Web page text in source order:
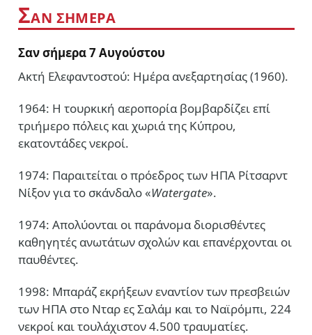
ΣΑΝ ΣΗΜΕΡΑ
Σαν σήμερα 7 Αυγούστου
Ακτή Ελεφαντοστού: Ημέρα ανεξαρτησίας (1960).
1964: Η τουρκική αεροπορία βομβαρδίζει επί
τριήμερο πόλεις και χωριά της Κύπρου,
εκατοντάδες νεκροί.
1974: Παραιτείται ο πρόεδρος των ΗΠΑ Ρίτσαρντ
Νίξον για το σκάνδαλο «Watergate».
1974: Απολύονται οι παράνομα διορισθέντες
καθηγητές ανωτάτων σχολών και επανέρχονται οι
παυθέντες.
1998: Μπαράζ εκρήξεων εναντίον των πρεσβειών
των ΗΠΑ στο Νταρ ες Σαλάμ και το Ναϊρόμπι, 224
νεκροί και τουλάχιστον 4.500 τραυματίες.